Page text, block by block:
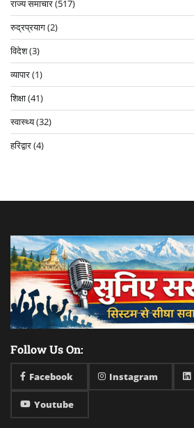
राज्य समाचार(517)
रुद्रप्रयाग(2)
विदेश(3)
व्यापार(1)
शिक्षा(41)
स्वास्थ्य(32)
हरिद्वार(4)
Follow Us On:
Facebook Instagram
Youtube